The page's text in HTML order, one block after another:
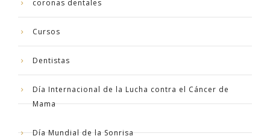
coronas dentales
Cursos
Dentistas
Día Internacional de la Lucha contra el Cáncer de
Mama
Día Mundial de la Sonrisa